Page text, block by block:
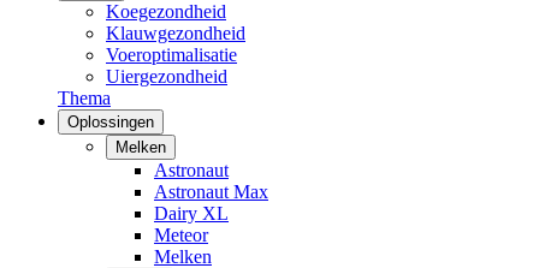
Koegezondheid
Klauwgezondheid
Voeroptimalisatie
Uiergezondheid
Thema
Oplossingen
Melken
Astronaut
Astronaut Max
Dairy XL
Meteor
Melken